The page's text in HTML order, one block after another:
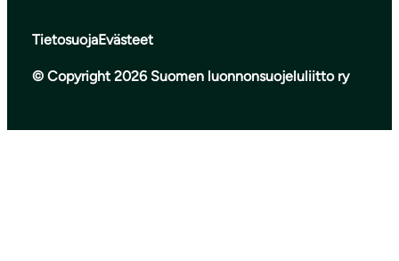
TietosuojaEvästeet
© Copyright 2026 Suomen luonnonsuojeluliitto ry